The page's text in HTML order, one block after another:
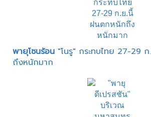
พายุโซนร้อน "โนรู" กระทบไทย 27-29
ถึงหนักมาก